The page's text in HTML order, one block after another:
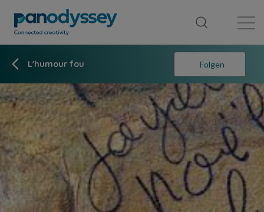
L'humour fou Folgen